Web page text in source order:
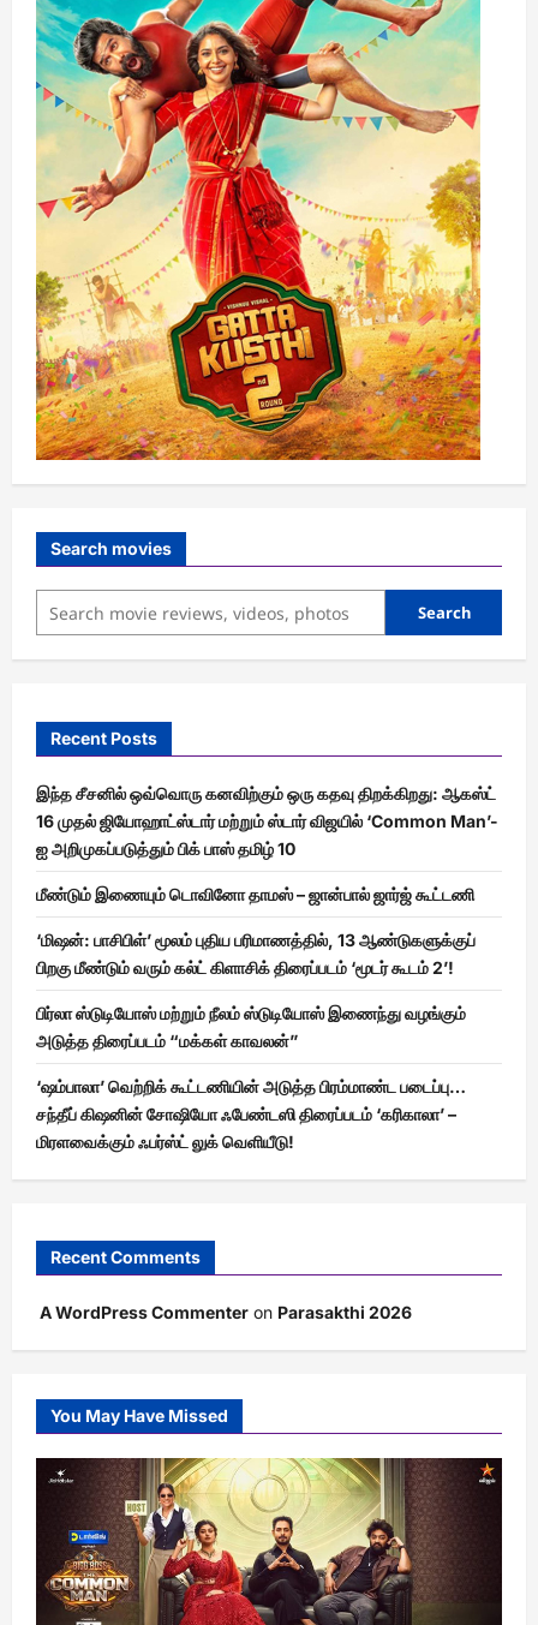
Search movies
Search
Recent Posts
இந்த சீசனில் ஒவ்வொரு கனவிற்கும் ஒரு கதவு திறக்கிறது: ஆகஸ்ட்
16 முதல் ஜியோஹாட்ஸ்டார் மற்றும் ஸ்டார் விஜயில் ‘Common Man’-
ஐ அறிமுகப்படுத்தும் பிக் பாஸ் தமிழ் 10
மீண்டும் இணையும் டொவினோ தாமஸ் – ஜான்பால் ஜார்ஜ் கூட்டணி
‘மிஷன்: பாசிபிள்’ மூலம் புதிய பரிமாணத்தில், 13 ஆண்டுகளுக்குப்
பிறகு மீண்டும் வரும் கல்ட் கிளாசிக் திரைப்படம் ‘மூடர் கூடம் 2’!
பிர்லா ஸ்டுடியோஸ் மற்றும் நீலம் ஸ்டுடியோஸ் இணைந்து வழங்கும்
அடுத்த திரைப்படம் “மக்கள் காவலன்”
‘ஷம்பாலா’ வெற்றிக் கூட்டணியின் அடுத்த பிரம்மாண்ட படைப்பு…
சந்தீப் கிஷனின் சோஷியோ ஃபேண்டஸி திரைப்படம் ‘கரிகாலா’ –
மிரளவைக்கும் ஃபர்ஸ்ட் லுக் வெளியீடு!
Recent Comments
A WordPress Commenter on Parasakthi 2026
You May Have Missed